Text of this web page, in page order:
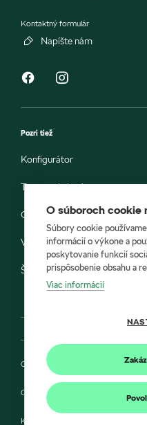
Kontaktný formulár
Napíšte nám
Pozri tiež
Konfigurátor
Testovacia jazda
Objednávka do servisu
Vozidlá ihneď k odberu
Škoda E-shop
Ochrana osobných údajov
Cookies
Kontakt
O súboroch cookie
Súbory cookie
informácií o výkone a
poskytovanie funkcií
prispôsobenie obsahu a
Viac informácií